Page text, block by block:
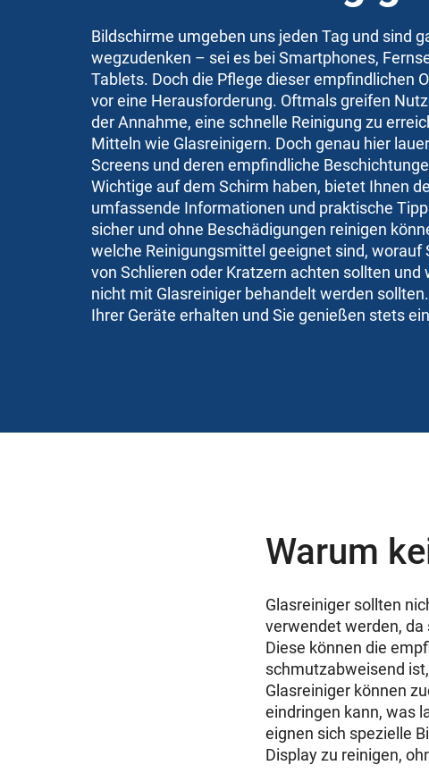
Bildschirme umgeben uns jeden Tag und sind
wegzudenken – sei es bei Smartphones,
Tablets. Doch die Pflege dieser empfindlichen
vor eine Herausforderung. Oftmals greifen
der Annahme, eine schnelle Reinigung zu
Mitteln wie Glasreinigern. Doch genau hier
Screens und deren empfindliche
Wichtige auf dem Schirm haben, bietet Ihnen
umfassende Informationen und praktische
sicher und ohne Beschädigungen reinigen
welche Reinigungsmittel geeignet sind, worauf
von Schlieren oder Kratzern achten sollten und
nicht mit Glasreiniger behandelt werden
Ihrer Geräte erhalten und Sie genießen stets
Warum
Glasreiniger sollten
verwendet werden,
Diese können die
schmutzabweisend
Glasreiniger können
eindringen kann, was
eignen sich spezielle
Display zu reinigen,